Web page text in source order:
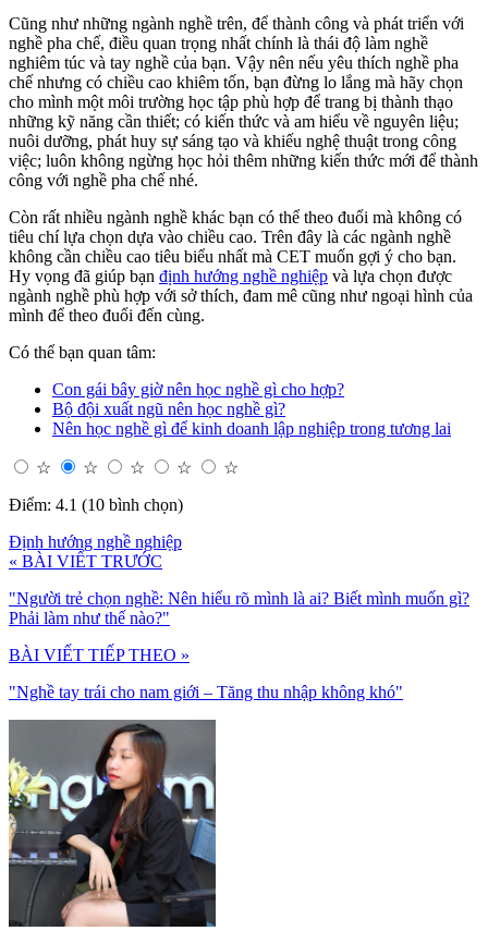
Cũng như những ngành nghề trên, để thành công và phát triển với
nghề pha chế, điều quan trọng nhất chính là thái độ làm nghề
nghiêm túc và tay nghề của bạn. Vậy nên nếu yêu thích nghề pha
chế nhưng có chiều cao khiêm tốn, bạn đừng lo lắng mà hãy chọn
cho mình một môi trường học tập phù hợp để trang bị thành thạo
những kỹ năng cần thiết; có kiến thức và am hiểu về nguyên liệu;
nuôi dưỡng, phát huy sự sáng tạo và khiếu nghệ thuật trong công
việc; luôn không ngừng học hỏi thêm những kiến thức mới để thành
công với nghề pha chế nhé.
Còn rất nhiều ngành nghề khác bạn có thể theo đuổi mà không có
tiêu chí lựa chọn dựa vào chiều cao. Trên đây là các ngành nghề
không cần chiều cao tiêu biểu nhất mà CET muốn gợi ý cho bạn.
Hy vọng đã giúp bạn định hướng nghề nghiệp và lựa chọn được
ngành nghề phù hợp với sở thích, đam mê cũng như ngoại hình của
mình để theo đuổi đến cùng.
Có thể bạn quan tâm:
Con gái bây giờ nên học nghề gì cho hợp?
Bộ đội xuất ngũ nên học nghề gì?
Nên học nghề gì để kinh doanh lập nghiệp trong tương lai
☆ ☆ ☆ ☆
☆
Điểm: 4.1 (10 bình chọn)
Định hướng nghề nghiệp
« BÀI VIẾT TRƯỚC
"Người trẻ chọn nghề: Nên hiểu rõ mình là ai? Biết mình muốn gì?
Phải làm như thế nào?"
BÀI VIẾT TIẾP THEO »
"Nghề tay trái cho nam giới – Tăng thu nhập không khó"